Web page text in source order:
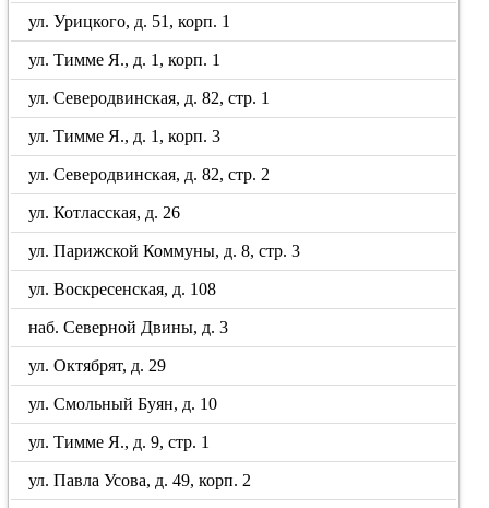
ул. Урицкого, д. 51, корп. 1
ул. Тимме Я., д. 1, корп. 1
ул. Северодвинская, д. 82, стр. 1
ул. Тимме Я., д. 1, корп. 3
ул. Северодвинская, д. 82, стр. 2
ул. Котласская, д. 26
ул. Парижской Коммуны, д. 8, стр. 3
ул. Воскресенская, д. 108
наб. Северной Двины, д. 3
ул. Октябрят, д. 29
ул. Смольный Буян, д. 10
ул. Тимме Я., д. 9, стр. 1
ул. Павла Усова, д. 49, корп. 2